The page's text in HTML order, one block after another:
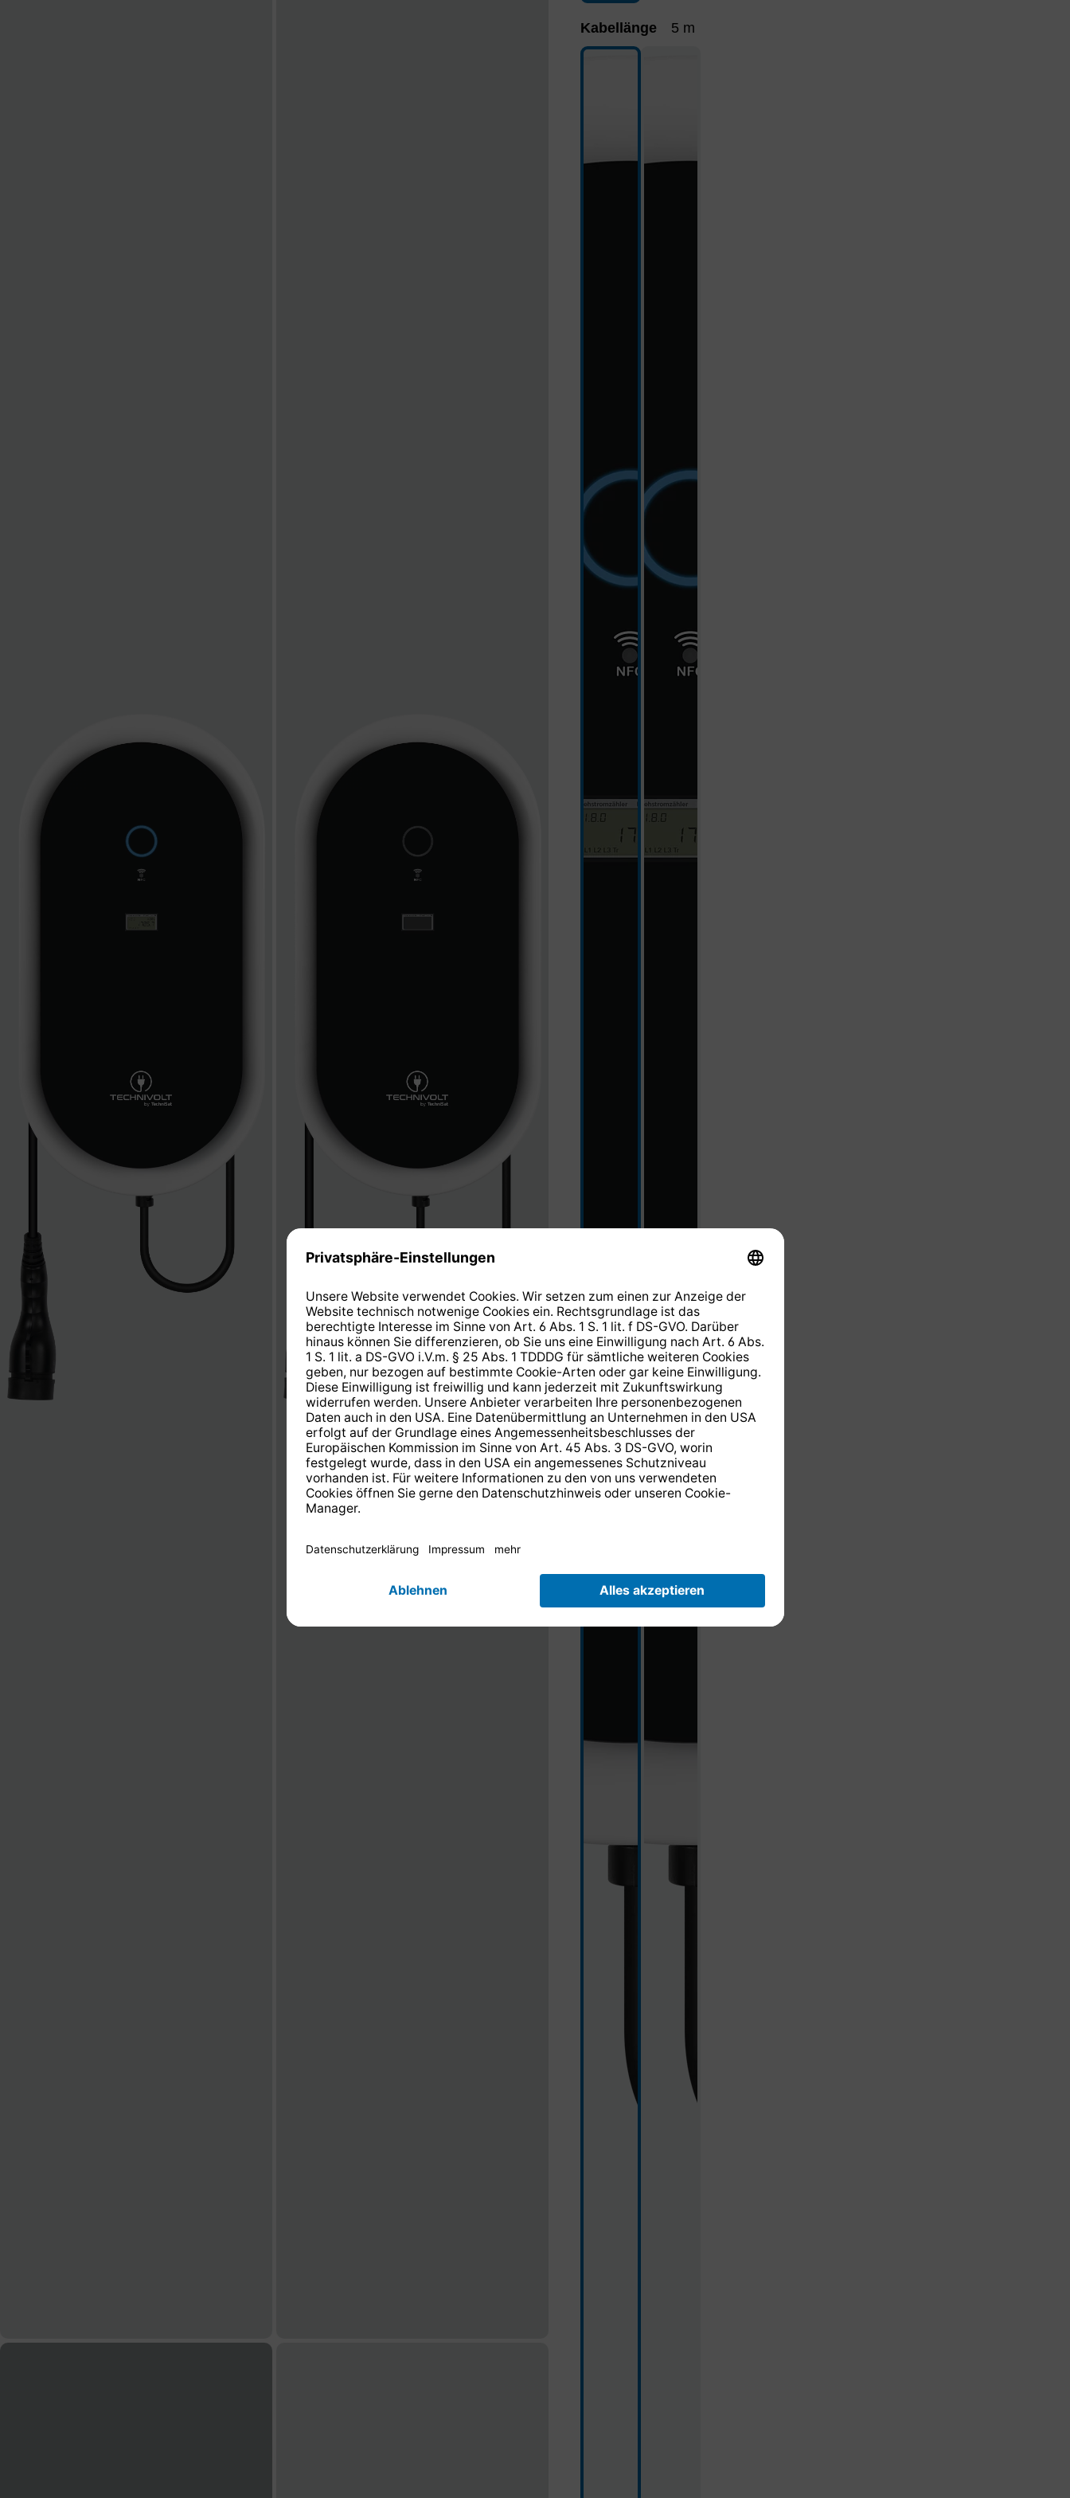
Kabellänge 5 m
5 m 7,5 m